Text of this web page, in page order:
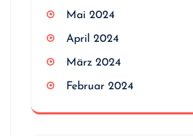
Mai 2024
April 2024
März 2024
Februar 2024